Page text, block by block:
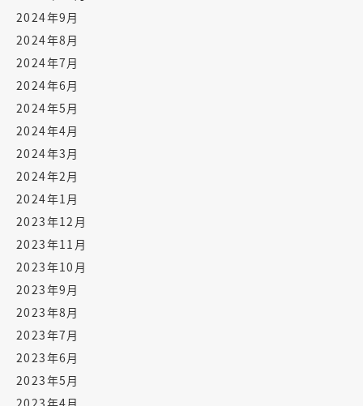
2024年9月
2024年8月
2024年7月
2024年6月
2024年5月
2024年4月
2024年3月
2024年2月
2024年1月
2023年12月
2023年11月
2023年10月
2023年9月
2023年8月
2023年7月
2023年6月
2023年5月
2023年4月